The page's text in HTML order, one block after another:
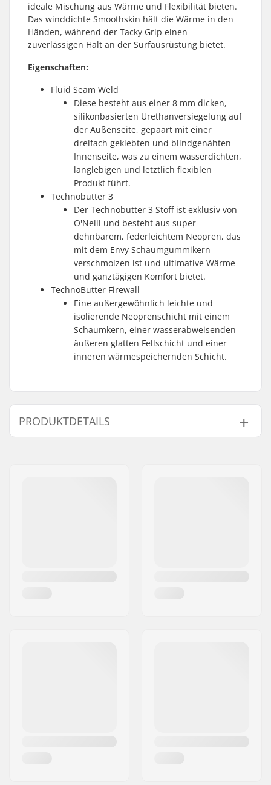
ideale Mischung aus Wärme und Flexibilität bieten.
Das winddichte Smoothskin hält die Wärme in den
Händen, während der Tacky Grip einen
zuverlässigen Halt an der Surfausrüstung bietet.
Eigenschaften:
Fluid Seam Weld
Diese besteht aus einer 8 mm dicken,
silikonbasierten Urethanversiegelung auf
der Außenseite, gepaart mit einer
dreifach geklebten und blindgenähten
Innenseite, was zu einem wasserdichten,
langlebigen und letztlich flexiblen
Produkt führt.
Technobutter 3
Der Technobutter 3 Stoff ist exklusiv von
O'Neill und besteht aus super
dehnbarem, federleichtem Neopren, das
mit dem Envy Schaumgummikern
verschmolzen ist und ultimative Wärme
und ganztägigen Komfort bietet.
TechnoButter Firewall
Eine außergewöhnlich leichte und
isolierende Neoprenschicht mit einem
Schaumkern, einer wasserabweisenden
äußeren glatten Fellschicht und einer
inneren wärmespeichernden Schicht.
PRODUKTDETAILS